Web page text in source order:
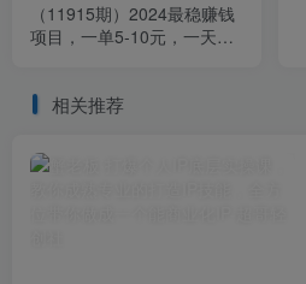
（11915期）2024最稳赚钱
项目，一单5-10元，一天
相关推荐